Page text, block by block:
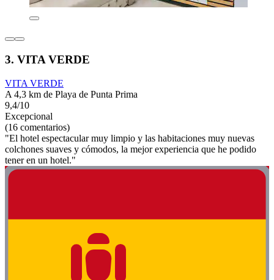
3. VITA VERDE
VITA VERDE
A 4,3 km de Playa de Punta Prima
9,4/10
Excepcional
(16 comentarios)
"El hotel espectacular muy limpio y las habitaciones muy nuevas
colchones suaves y cómodos, la mejor experiencia que he podido
tener en un hotel."